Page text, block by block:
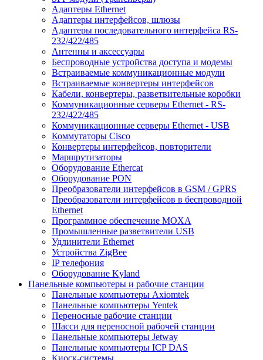
Адаптеры Ethernet
Адаптеры интерфейсов, шлюзы
Адаптеры последовательного интерфейса RS-
232/422/485
Антенны и аксессуары
Беспроводные устройства доступа и модемы
Встраиваемые коммуникационные модули
Встраиваемые конвертеры интерфейсов
Кабели, конвертеры, разветвительные коробки
Коммуникационные серверы Ethernet - RS-
232/422/485
Коммуникационные серверы Ethernet - USB
Коммутаторы Cisco
Конвертеры интерфейсов, повторители
Маршрутизаторы
Оборудование Ethercat
Оборудование PON
Преобразователи интерфейсов в GSM / GPRS
Преобразователи интерфейсов в беспроводной
Ethernet
Программное обеспечение MOXA
Промышленные разветвители USB
Удлинители Ethernet
Устройства ZigBee
IP телефония
Оборудование Kyland
Панельные компьютеры и рабочие станции
Панельные компьютеры Axiomtek
Панельные компьютеры Yentek
Переносные рабочие станции
Шасси для переносной рабочей станции
Панельные компьютеры Jetway
Панельные компьютеры ICP DAS
Киоск-системы